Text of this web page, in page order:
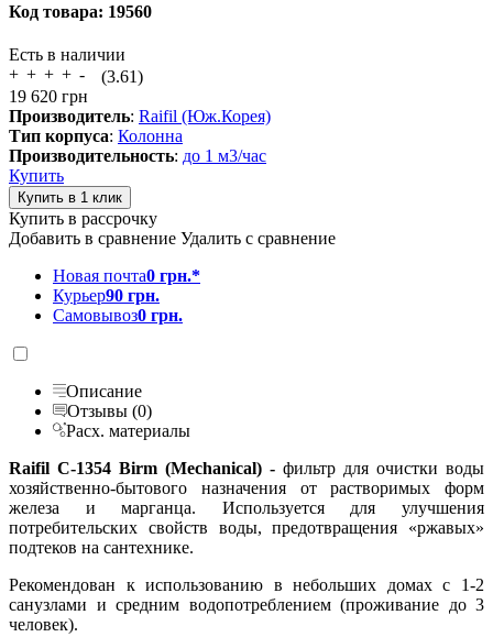
Код товара: 19560
Есть в наличии
(3.61)
19 620 грн
Производитель: Raifil (Юж.Корея)
Тип корпуса: Колонна
Производительность: до 1 м3/час
Купить
Купить в рассрочку
Добавить в сравнение Удалить с сравнение
Новая почта0 грн.*
Курьер90 грн.
Самовывоз0 грн.
Описание
Отзывы (0)
Расх. материалы
Raifil С-1354 Birm (Mechanical) - фильтр для очистки воды
хозяйственно-бытового назначения от растворимых форм
железа и марганца. Используется для улучшения
потребительских свойств воды, предотвращения «ржавых»
подтеков на сантехнике.
Рекомендован к использованию внебольших домах с 1-2
санузлами и средним водопотреблением (проживание до 3
человек).